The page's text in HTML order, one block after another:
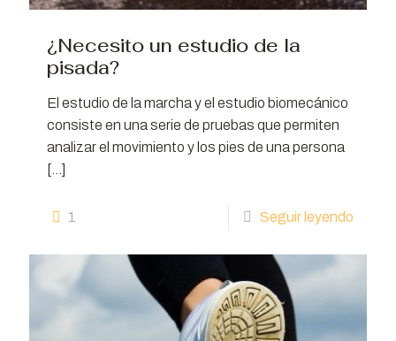
¿Necesito un estudio de la
pisada?
El estudio de la marcha y el estudio biomecánico
consiste en una serie de pruebas que permiten
analizar el movimiento y los pies de una persona
[…]
1 Seguir leyendo